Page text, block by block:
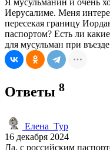
Иерусалиме. Меня
пересекая границу
паспортом? Есть ли
для мусульман при
Ответы 8
Елена_Тур
16 декабря 2024
Да, с российским